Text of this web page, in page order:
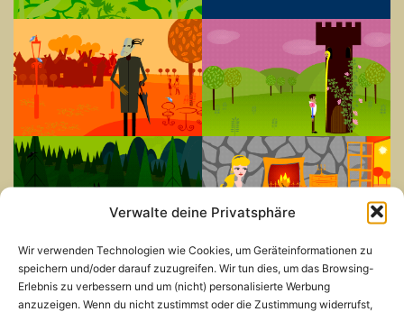
Verwalte deine Privatsphäre
Wir verwenden Technologien wie Cookies, um Geräteinformationen zu
speichern und/oder darauf zuzugreifen. Wir tun dies, um das Browsing-
Erlebnis zu verbessern und um (nicht) personalisierte Werbung
anzuzeigen. Wenn du nicht zustimmst oder die Zustimmung widerrufst,